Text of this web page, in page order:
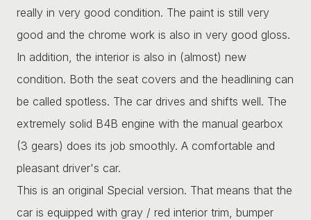
really in very good condition. The paint is still very
good and the chrome work is also in very good gloss.
In addition, the interior is also in (almost) new
condition. Both the seat covers and the headlining can
be called spotless. The car drives and shifts well. The
extremely solid B4B engine with the manual gearbox
(3 gears) does its job smoothly. A comfortable and
pleasant driver's car.
This is an original Special version. That means that the
car is equipped with gray / red interior trim, bumper